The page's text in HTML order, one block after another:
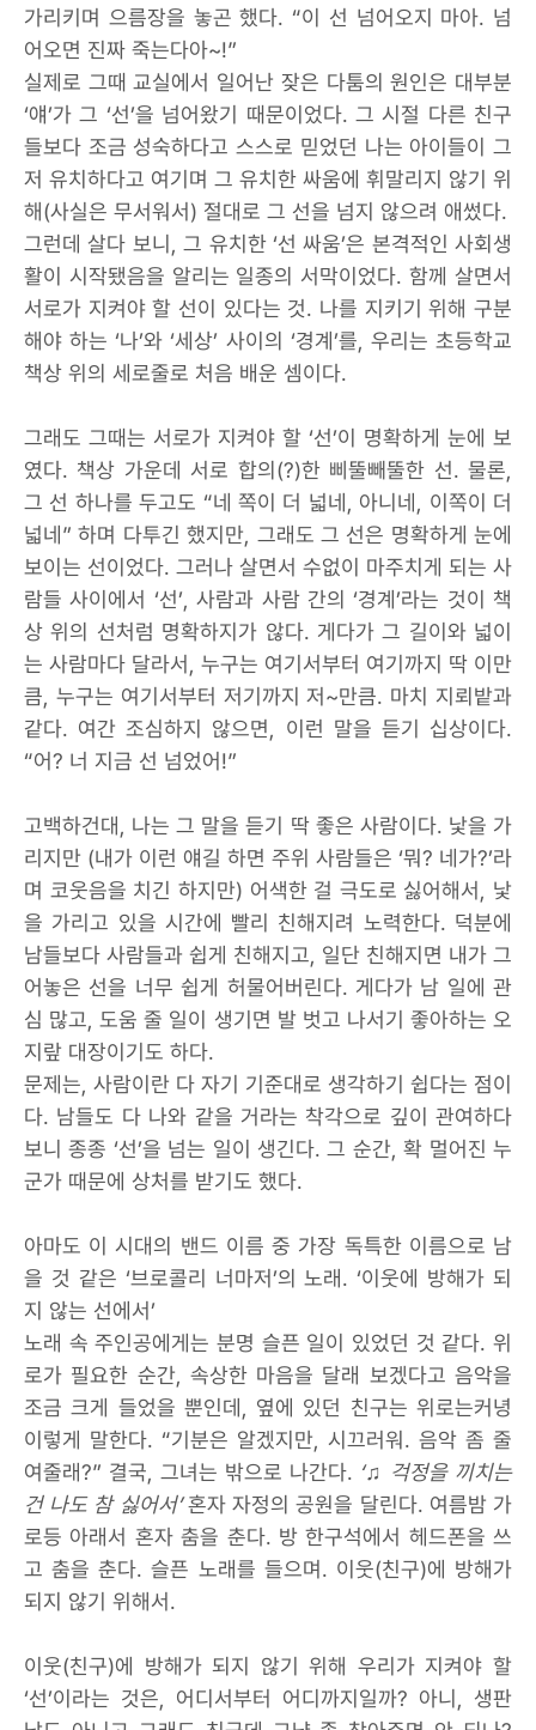
가리키며 으름장을 놓곤 했다. “이 선 넘어오지 마아. 넘
어오면 진짜 죽는다아~!”
실제로 그때 교실에서 일어난 잦은 다툼의 원인은 대부분
‘얘’가 그 ‘선’을 넘어왔기 때문이었다. 그 시절 다른 친구
들보다 조금 성숙하다고 스스로 믿었던 나는 아이들이 그
저 유치하다고 여기며 그 유치한 싸움에 휘말리지 않기 위
해(사실은 무서워서) 절대로 그 선을 넘지 않으려 애썼다.
그런데 살다 보니, 그 유치한 ‘선 싸움’은 본격적인 사회생
활이 시작됐음을 알리는 일종의 서막이었다. 함께 살면서
서로가 지켜야 할 선이 있다는 것. 나를 지키기 위해 구분
해야 하는 ‘나’와 ‘세상’ 사이의 ‘경계’를, 우리는 초등학교
책상 위의 세로줄로 처음 배운 셈이다.
그래도 그때는 서로가 지켜야 할 ‘선’이 명확하게 눈에 보
였다. 책상 가운데 서로 합의(?)한 삐뚤빼뚤한 선. 물론,
그 선 하나를 두고도 “네 쪽이 더 넓네, 아니네, 이쪽이 더
넓네” 하며 다투긴 했지만, 그래도 그 선은 명확하게 눈에
보이는 선이었다. 그러나 살면서 수없이 마주치게 되는 사
람들 사이에서 ‘선’, 사람과 사람 간의 ‘경계’라는 것이 책
상 위의 선처럼 명확하지가 않다. 게다가 그 길이와 넓이
는 사람마다 달라서, 누구는 여기서부터 여기까지 딱 이만
큼, 누구는 여기서부터 저기까지 저~만큼. 마치 지뢰밭과
같다. 여간 조심하지 않으면, 이런 말을 듣기 십상이다.
“어? 너 지금 선 넘었어!”
고백하건대, 나는 그 말을 듣기 딱 좋은 사람이다. 낯을 가
리지만 (내가 이런 얘길 하면 주위 사람들은 ‘뭐? 네가?’라
며 코웃음을 치긴 하지만) 어색한 걸 극도로 싫어해서, 낯
을 가리고 있을 시간에 빨리 친해지려 노력한다. 덕분에
남들보다 사람들과 쉽게 친해지고, 일단 친해지면 내가 그
어놓은 선을 너무 쉽게 허물어버린다. 게다가 남 일에 관
심 많고, 도움 줄 일이 생기면 발 벗고 나서기 좋아하는 오
지랖 대장이기도 하다.
문제는, 사람이란 다 자기 기준대로 생각하기 쉽다는 점이
다. 남들도 다 나와 같을 거라는 착각으로 깊이 관여하다
보니 종종 ‘선’을 넘는 일이 생긴다. 그 순간, 확 멀어진 누
군가 때문에 상처를 받기도 했다.
아마도 이 시대의 밴드 이름 중 가장 독특한 이름으로 남
을 것 같은 ‘브로콜리 너마저’의 노래. ‘이웃에 방해가 되
지 않는 선에서’
노래 속 주인공에게는 분명 슬픈 일이 있었던 것 같다. 위
로가 필요한 순간, 속상한 마음을 달래 보겠다고 음악을
조금 크게 들었을 뿐인데, 옆에 있던 친구는 위로는커녕
이렇게 말한다. “기분은 알겠지만, 시끄러워. 음악 좀 줄
여줄래?” 결국, 그녀는 밖으로 나간다. ‘♫ 걱정을 끼치는
건 나도 참 싫어서’혼자 자정의 공원을 달린다. 여름밤 가
로등 아래서 혼자 춤을 춘다. 방 한구석에서 헤드폰을 쓰
고 춤을 춘다. 슬픈 노래를 들으며. 이웃(친구)에 방해가
되지 않기 위해서.
이웃(친구)에 방해가 되지 않기 위해 우리가 지켜야 할
‘선’이라는 것은, 어디서부터 어디까지일까? 아니, 생판